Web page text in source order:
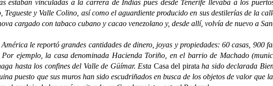
vinculadas a la carrera de Indias pues desde Tenerife llevaba a los
Tegueste y Valle Colino, así como el aguardiente producido en sus destilerías de la
cargado con tabaco cubano y cacao venezolano y, desde allí, volvía de nuevo a
le reportó grandes cantidades de dinero, joyas y propiedades: 60 casas, 900
ejemplo, la casa denominada Hacienda Toriño, en el barrio de Machado
hasta los confines del Valle de Güímar. Esta Casa del pirata ha sido declarada
puesto que sus muros han sido escudriñados en busca de los objetos de valor